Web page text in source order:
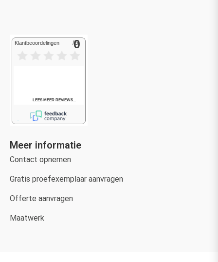
Meer informatie
Contact opnemen
Gratis proefexemplaar aanvragen
Offerte aanvragen
Maatwerk